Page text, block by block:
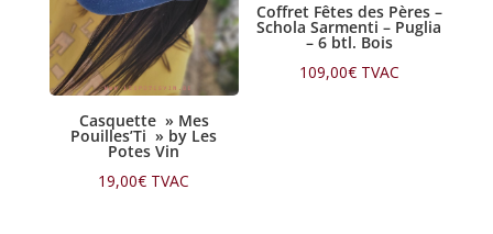
Casquette » Mes
Pouilles’Ti » by Les
Potes Vin
19,00€ TVAC
Coffret Fêtes des Pères –
Schola Sarmenti – Puglia
– 6 btl. Bois
109,00€ TVAC